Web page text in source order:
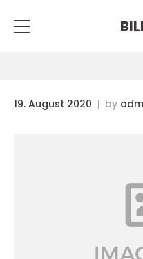
19. August 2020 by